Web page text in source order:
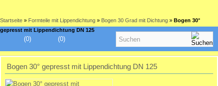
Startseite » Formteile mit Lippendichtung » Bogen 30 Grad mit Dichtung » Bogen 30°
gepresst mit Lippendichtung DN 125
(0)
(0)
Bogen 30° gepresst mit Lippendichtung DN 125